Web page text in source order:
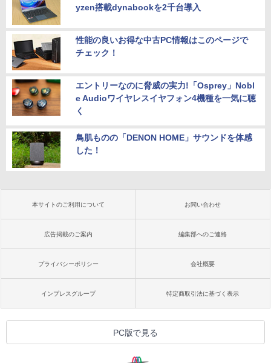
yzen搭載dynabookを2千台導入
性能の良いお得な中古PC情報はこのページで
チェック！
エントリーなのに脅威の実力!「Osprey」Nobl
e Audioワイヤレスイヤフォン4機種を一気に聴
く
鳥肌ものの「DENON HOME」サウンドを体感
した！
本サイトのご利用について お問い合わせ
広告掲載のご案内 編集部へのご連絡
プライバシーポリシー 会社概要
インプレスグループ 特定商取引法に基づく表示
PC版で見る